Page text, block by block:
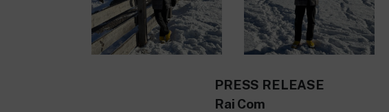
PRESS RELEASE
Rai Com